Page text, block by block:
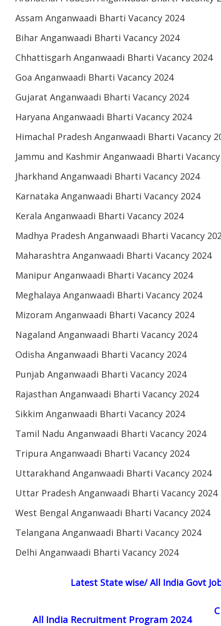
Assam Anganwaadi Bharti Vacancy 2024
Bihar Anganwaadi Bharti Vacancy 2024
Chhattisgarh Anganwaadi Bharti Vacancy 2024
Goa Anganwaadi Bharti Vacancy 2024
Gujarat Anganwaadi Bharti Vacancy 2024
Haryana Anganwaadi Bharti Vacancy 2024
Himachal Pradesh Anganwaadi Bharti Vacancy
Jammu and Kashmir Anganwaadi Bharti
Jharkhand Anganwaadi Bharti Vacancy 2024
Karnataka Anganwaadi Bharti Vacancy 2024
Kerala Anganwaadi Bharti Vacancy 2024
Madhya Pradesh Anganwaadi Bharti Vacancy
Maharashtra Anganwaadi Bharti Vacancy 2024
Manipur Anganwaadi Bharti Vacancy 2024
Meghalaya Anganwaadi Bharti Vacancy 2024
Mizoram Anganwaadi Bharti Vacancy 2024
Nagaland Anganwaadi Bharti Vacancy 2024
Odisha Anganwaadi Bharti Vacancy 2024
Punjab Anganwaadi Bharti Vacancy 2024
Rajasthan Anganwaadi Bharti Vacancy 2024
Sikkim Anganwaadi Bharti Vacancy 2024
Tamil Nadu Anganwaadi Bharti Vacancy 2024
Tripura Anganwaadi Bharti Vacancy 2024
Uttarakhand Anganwaadi Bharti Vacancy 2024
Uttar Pradesh Anganwaadi Bharti Vacancy 2024
West Bengal Anganwaadi Bharti Vacancy 2024
Telangana Anganwaadi Bharti Vacancy 2024
Delhi Anganwaadi Bharti Vacancy 2024
Latest State wise/ All India Govt
All India Recruitment Program 2024